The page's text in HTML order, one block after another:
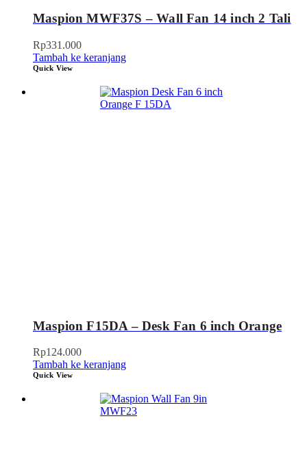
Maspion MWF37S – Wall Fan 14 inch 2 Tali
Rp331.000
Tambah ke keranjang
Quick View
Maspion F15DA – Desk Fan 6 inch Orange
Rp124.000
Tambah ke keranjang
Quick View